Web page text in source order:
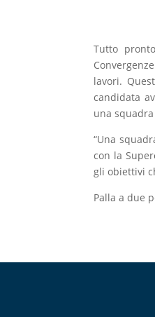
Tutto
lavori.
candidata
una
“Una
con la
gli obiettivi
Palla a due